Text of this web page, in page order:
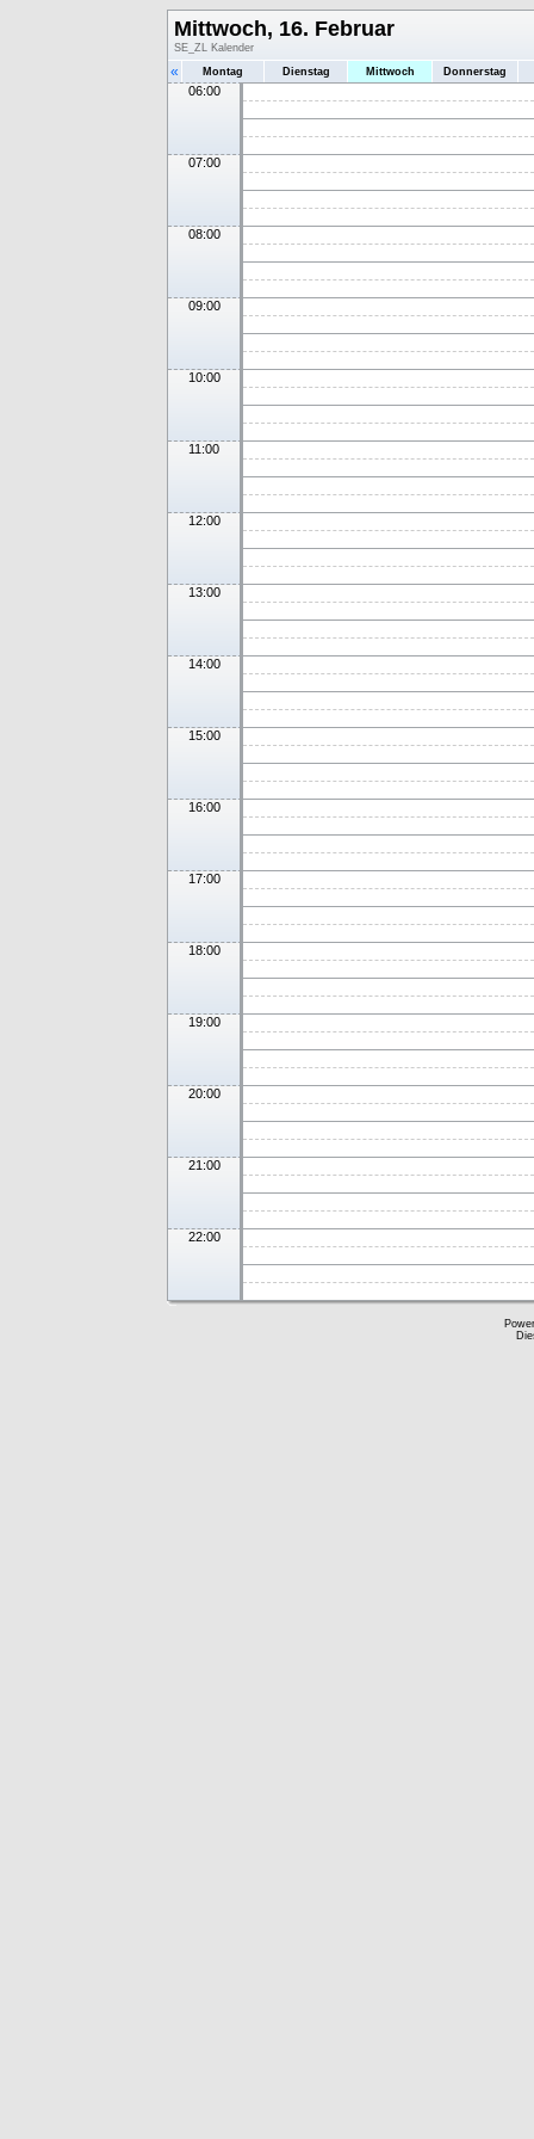
Mittwoch, 16. Februar
SE_ZL Kalender
« Montag Dienstag Mittwoch Donnerstag
06:00
07:00
08:00
09:00
10:00
11:00
12:00
13:00
14:00
15:00
16:00
17:00
18:00
19:00
20:00
21:00
22:00